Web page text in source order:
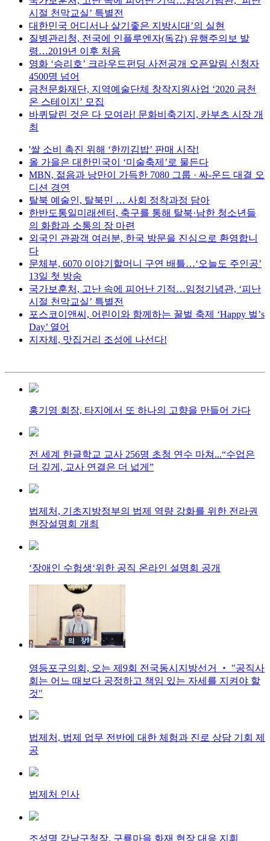
시절 천막교실’ 특별전
대한민국 어디서나 살기좋은 지방시대’의 실현
질병관리청, 전국에 인플루엔자(독감) 유행주의보 발
령…2019년 이후 처음
영화 ‘승리호’ 크라우드펀딩 사전공개 오픈알림 신청자
4500명 넘어
금천문화재단, 지역예술단체 창작지원사업 ‘2020 금천
온 스테이지’ 모집
바퀴달린 것은 다 모여라! 문화비축기지, 카부츠 시장 개
최
'쌀 소비 촉진 위해 ‘한끼김밥’ 판매 시작!
올 가을은 대한민국이 ‘미술축제’로 물든다
MBN, 젊음과 낭만이 가득한 7080 그룹 · 싸-운드 대결 오
디션 경연
탈북 예술인, 탈북민 … 사회 정착과정 담아
한반도통일미래센터, 축구를 통해 탈북·남한 청소년들
의 화합과 소통의 장 마련
외국인 관광객 여러분, 한국 방문을 진심으로 환영합니
다
문체부, 6070 이야기할머니 구연 배틀…‘오늘도 주인공’
13일 첫 방송
국가보훈처, 고난 속에 피어난 기적…임정기념관, ‘피난
시절 천막교실’ 특별전
포스코이앤씨, 어린이와 함께하는 꿀벌 축제 ‘Happy 벌’s
Day’ 열어
지자체, 맛집거리 조성에 나선다!
홍기영 회장, 타지에서 또 하나의 고향을 만들어 가다
전 세계 한글학교 교사 256명 초청 연수 마쳐...“수업은
더 깊게, 교사 연결은 더 넓게”
법제처, 기초지방정부의 법제 역량 강화를 위한 전라권
현장설명회 개최
‘장애인 수험생‘위한 공직 온라인 설명회 공개
영등포구의회, 오는 제9회 전국동시지방선거 ‧ "공직사
회는 어느 때보다 공정하고 책임 있는 자세를 지켜야 할
것"
법제처, 법제 업무 전반에 대한 체험과 진로 상담 기회 제
공
법제처 인사
조성명 강남구청장, 구룡마을 화재 현장 대응 지휘